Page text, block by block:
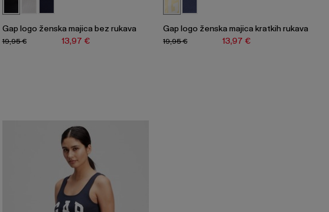
Gap logo ženska majica bez rukava
13,97 €
19,95 €
Gap logo ženska majica kratkih rukava
13,97 €
19,95 €